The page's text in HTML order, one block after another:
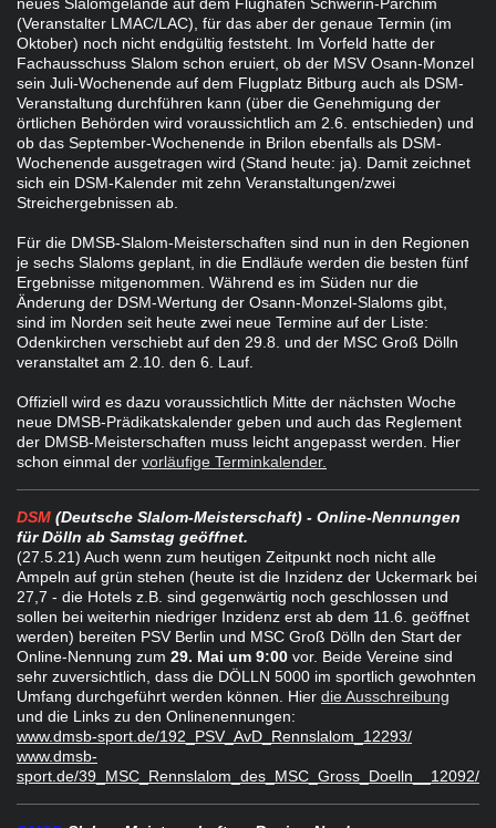
(Veranstalter LMAC/LAC), für das aber der genaue Termin (im
Oktober) noch nicht endgültig feststeht. Im Vorfeld hatte der
Fachausschuss Slalom schon eruiert, ob der MSV Osann-Monzel
sein Juli-Wochenende auf dem Flugplatz Bitburg auch als DSM-
Veranstaltung durchführen kann (über die Genehmigung der
örtlichen Behörden wird voraussichtlich am 2.6. entschieden) und
ob das September-Wochenende in Brilon ebenfalls als DSM-
Wochenende ausgetragen wird (Stand heute: ja). Damit zeichnet
sich ein DSM-Kalender mit zehn Veranstaltungen/zwei
Streichergebnissen ab.
Für die DMSB-Slalom-Meisterschaften sind nun in den Regionen
je sechs Slaloms geplant, in die Endläufe werden die besten fünf
Ergebnisse mitgenommen. Während es im Süden nur die
Änderung der DSM-Wertung der Osann-Monzel-Slaloms gibt,
sind im Norden seit heute zwei neue Termine auf der Liste:
Odenkirchen verschiebt auf den 29.8. und der MSC Groß Dölln
veranstaltet am 2.10. den 6. Lauf.
Offiziell wird es dazu voraussichtlich Mitte der nächsten Woche
neue DMSB-Prädikatskalender geben und auch das Reglement
der DMSB-Meisterschaften muss leicht angepasst werden. Hier
schon einmal der vorläufige Terminkalender.
DSM (Deutsche Slalom-Meisterschaft) - Online-Nennungen
für Dölln ab Samstag geöffnet.
(27.5.21) Auch wenn zum heutigen Zeitpunkt noch nicht alle
Ampeln auf grün stehen (heute ist die Inzidenz der Uckermark bei
27,7 - die Hotels z.B. sind gegenwärtig noch geschlossen und
sollen bei weiterhin niedriger Inzidenz erst ab dem 11.6. geöffnet
werden) bereiten PSV Berlin und MSC Groß Dölln den Start der
Online-Nennung zum 29. Mai um 9:00 vor. Beide Vereine sind
sehr zuversichtlich, dass die DÖLLN 5000 im sportlich gewohnten
Umfang durchgeführt werden können. Hier die Ausschreibung
und die Links zu den Onlinenennungen:
www.dmsb-sport.de/192_PSV_AvD_Rennslalom_12293/
www.dmsb-
sport.de/39_MSC_Rennslalom_des_MSC_Gross_Doelln__12092/